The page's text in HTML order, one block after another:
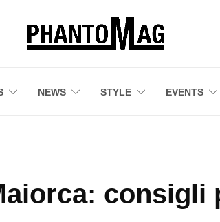
NEWS STYLE EVENTS
consigli